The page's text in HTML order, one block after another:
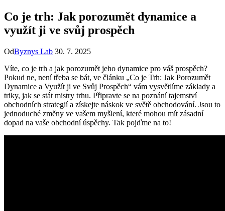
Co je trh: Jak porozumět dynamice a
využít ji ve svůj prospěch
OdByznys Lab 30. 7. 2025
Víte, co je trh a jak porozumět jeho dynamice pro váš prospěch?
Pokud ne, není třeba se bát, ve článku „Co je Trh: Jak Porozumět
Dynamice a Využít ji ve Svůj Prospěch“ vám vysvětlíme základy a
triky, jak se stát mistry trhu. Připravte se na poznání tajemství
obchodních strategií a získejte náskok ve světě obchodování. Jsou to
jednoduché změny ve vašem myšlení, které mohou mít zásadní
dopad na vaše obchodní úspěchy. Tak pojďme na to!